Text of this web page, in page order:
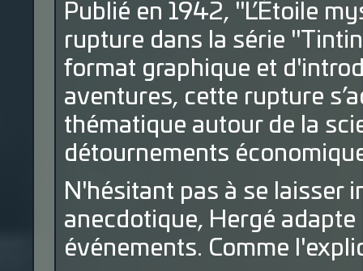
Publié en 1942, "L’Étoile
rupture dans la série
format graphique et
aventures, cette rupture
thématique autour de la
détournements
N'hésitant pas à se laisser
anecdotique, Hergé
événements. Comme